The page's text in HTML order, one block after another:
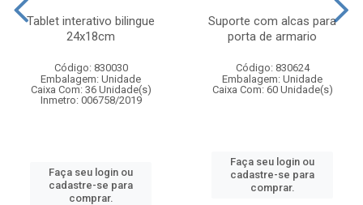
Tablet interativo bilingue
24x18cm
Código: 830030
Embalagem: Unidade
Caixa Com: 36 Unidade(s)
Inmetro: 006758/2019
Faça seu login ou
cadastre-se para
comprar.
Suporte com alcas para
porta de armario
Código: 830624
Embalagem: Unidade
Caixa Com: 60 Unidade(s)
Faça seu login ou
cadastre-se para
comprar.